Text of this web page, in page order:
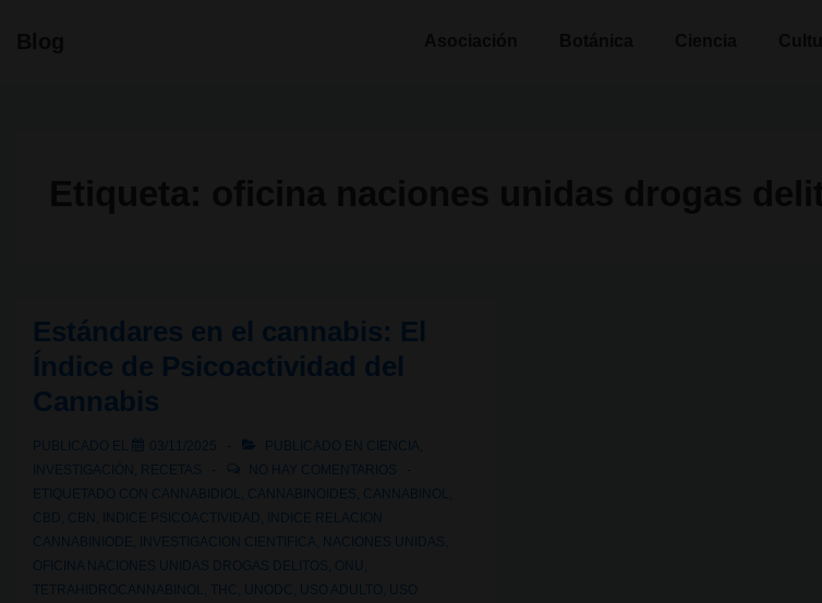
Estándares en el cannabis: El
Índice de Psicoactividad del
Cannabis
PUBLICADO EL 03/11/2025 PUBLICADO EN CIENCIA
INVESTIGACIÓN
RECETAS
NO HAY COMENTARIOS
ETIQUETADO CON CANNABIDIOL CANNABINOIDES CANNABINOL
CBD CBN INDICE PSICOACTIVIDAD
INDICE RELACION
CANNABINIODE
INVESTIGACION CIENTIFICA NACIONES UNIDAS
OFICINA NACIONES UNIDAS DROGAS DELITOS ONU
TETRAHIDROCANNABINOL
THC UNODC USO ADULTO
USO